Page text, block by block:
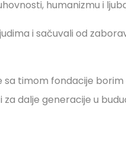
humanizmu i
i sačuvali od
timom fondacije borim
dalje generacije u